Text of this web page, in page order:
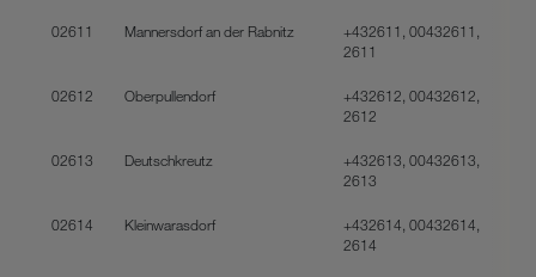
02611 Mannersdorf an der Rabnitz
+432611, 00432611,
2611
02612 Oberpullendorf
+432612, 00432612,
2612
02613 Deutschkreutz
+432613, 00432613,
2613
02614 Kleinwarasdorf
+432614, 00432614,
2614